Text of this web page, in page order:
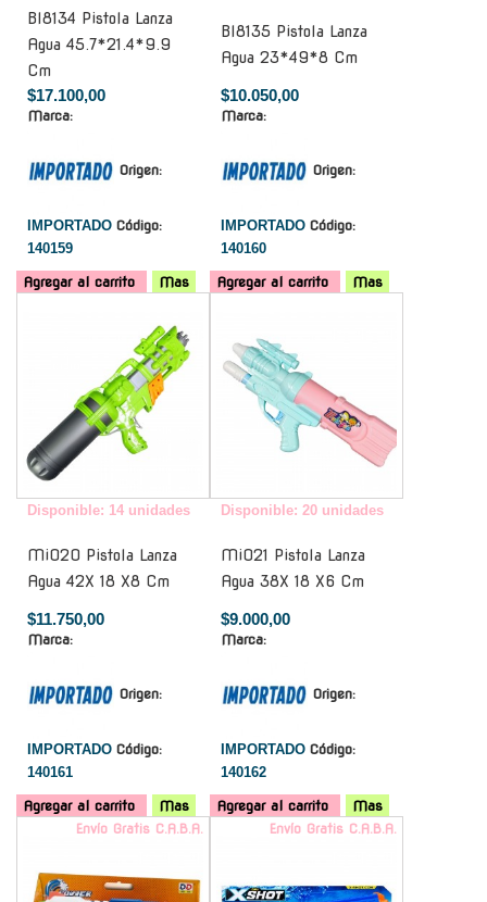
Bl8134 Pistola Lanza
Agua 45.7*21.4*9.9
Cm
$17.100,00
Marca:
Origen:
IMPORTADO Código:
140159
Agregar al carrito Mas
Bl8135 Pistola Lanza
Agua 23*49*8 Cm
$10.050,00
Marca:
Origen:
IMPORTADO Código:
140160
Agregar al carrito
Mas
Disponible: 14 unidades
Mi020 Pistola Lanza
Agua 42X 18 X8 Cm
$11.750,00
Marca:
Origen:
IMPORTADO Código:
140161
Agregar al carrito Mas
Disponible: 20 unidades
Mi021 Pistola Lanza
Agua 38X 18 X6 Cm
$9.000,00
Marca:
Origen:
IMPORTADO Código:
140162
Agregar al carrito
Mas
Envío Gratis C.A.B.A.
Envío Gratis C.A.B.A.